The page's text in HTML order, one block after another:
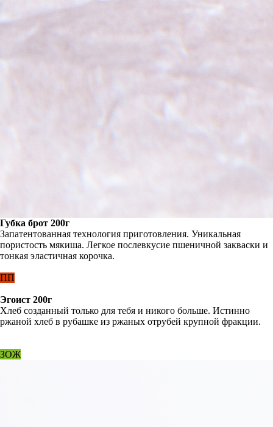
Губка брот 200г
Запатентованная технология приготовления. Уникальная
пористость мякиша. Легкое послевкусие пшеничной закваски и
тонкая эластичная корочка.
ПП
Эгоист 200г
Хлеб созданный только для тебя и никого больше. Истинно
ржаной хлеб в рубашке из ржаных отрубей крупной фракции.
ЗОЖ